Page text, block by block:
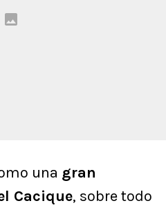
una gran
Cacique, sobre todo